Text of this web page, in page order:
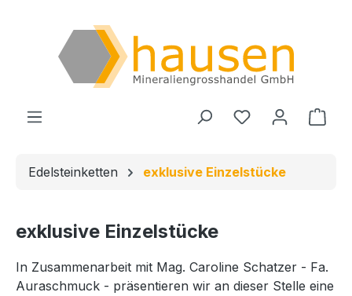
Du hast 0
Edelsteinketten exklusive Einzelstücke
exklusive Einzelstücke
In Zusammenarbeit mit Mag. Caroline Schatzer - Fa.
Auraschmuck - präsentieren wir an dieser Stelle eine